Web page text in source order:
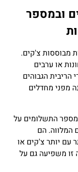
ובמספר
מבוססות צ'קים.
או ערבים
הריבית הגבוהים
מפני מחדלים
מספר התשלומים על
המלווה. הם
עם יותר צ'קים או
זו משפיעה גם על